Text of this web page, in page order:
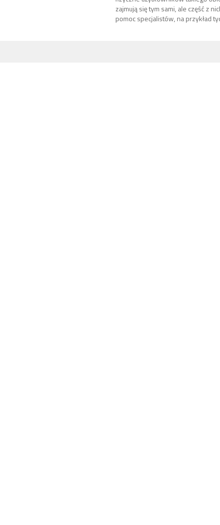
zajmują się tym sami, ale część z
pomoc specjalistów, na przykład